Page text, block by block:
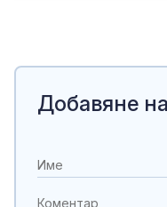
Добавяне